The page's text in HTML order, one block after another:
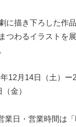
に描き下ろした作
つわるイラストを
12月14日（土）ー
金）
業日・営業時間は「